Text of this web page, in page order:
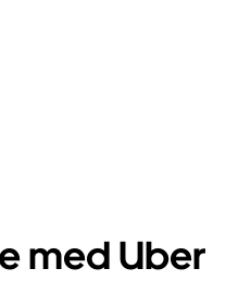
med Uber